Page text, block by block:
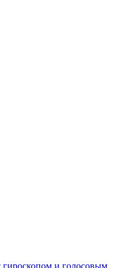
и голосовым